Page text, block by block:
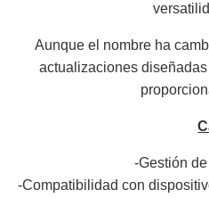
Aunque el nombre ha
actualizaciones
-Gestión
-Compatibilidad con